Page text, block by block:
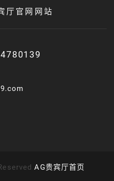
厅官网网站
AG贵宾厅首页